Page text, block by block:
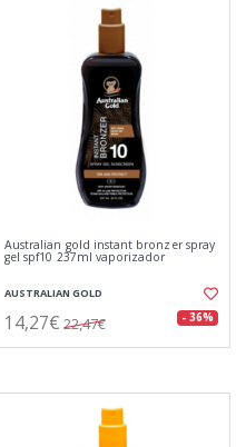
Australian gold instant bronzer spray
gel spf10 237ml vaporizador
AUSTRALIAN GOLD
14,27€ 22,47€ - 36%